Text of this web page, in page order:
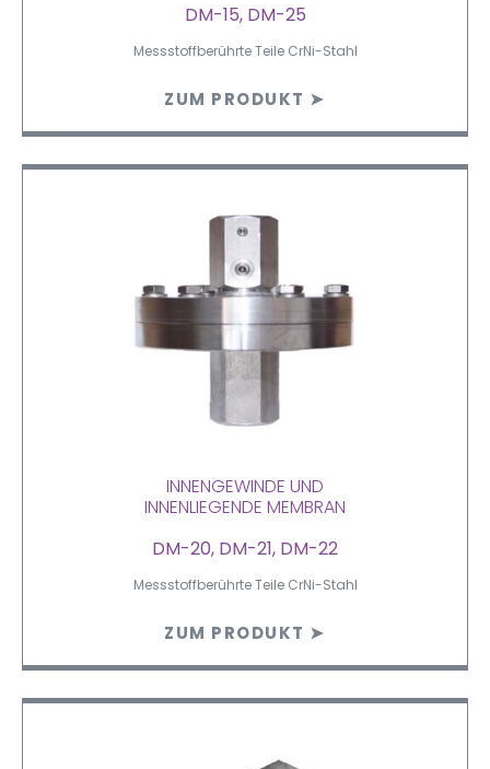
DM-15, DM-25
Messstoffberührte Teile CrNi-Stahl
ZUM PRODUKT ➤
INNENGEWINDE UND
INNENLIEGENDE MEMBRAN
DM-20, DM-21, DM-22
Messstoffberührte Teile CrNi-Stahl
ZUM PRODUKT ➤